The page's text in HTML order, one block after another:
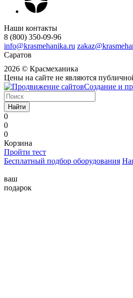
Наши контакты
8 (800) 350-09-96
info@krasmehanika.ru
Саратов
2026 © Красмеханика
Цены на сайте не являются
Создание и
Найти
0
0
0
Корзина
Пройти тест
Бесплатный подбор оборудования
ваш
подарок